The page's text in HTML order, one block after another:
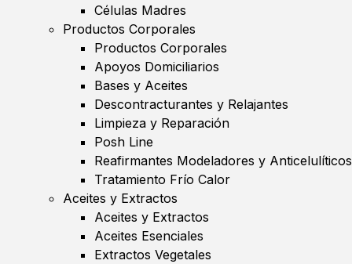
Células Madres
Productos Corporales
Productos Corporales
Apoyos Domiciliarios
Bases y Aceites
Descontracturantes y Relajantes
Limpieza y Reparación
Posh Line
Reafirmantes Modeladores y Anticelulíticos
Tratamiento Frío Calor
Aceites y Extractos
Aceites y Extractos
Aceites Esenciales
Extractos Vegetales